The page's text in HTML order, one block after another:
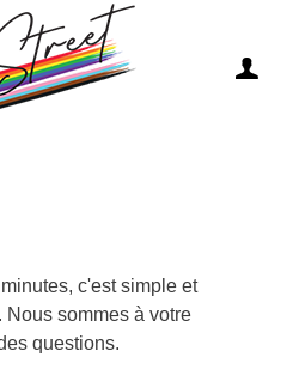
c'est simple et
Nous sommes à votre
questions.